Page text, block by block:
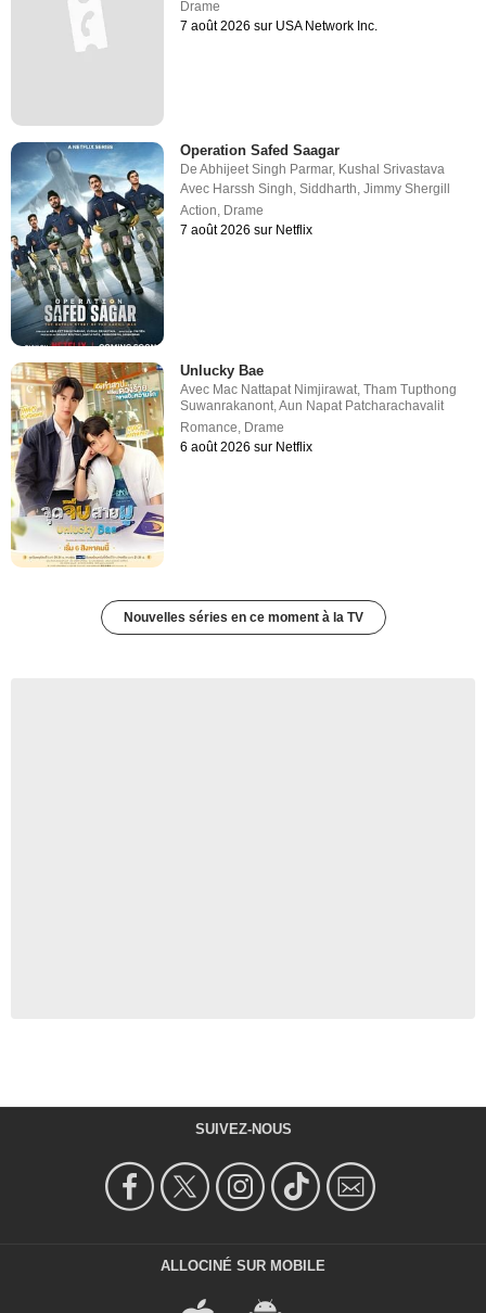
Drame
7 août 2026 sur USA Network Inc.
Operation Safed Saagar
DeAbhijeet Singh Parmar, Kushal Srivastava
Avec Harssh Singh,Siddharth,Jimmy Shergill
Action, Drame
7 août 2026 sur Netflix
Unlucky Bae
Avec Mac Nattapat Nimjirawat,Tham Tupthong
Suwanrakanont,Aun Napat Patcharachavalit
Romance, Drame
6 août 2026 sur Netflix
Nouvelles séries en ce moment à la TV
SUIVEZ-NOUS
ALLOCINÉ SUR MOBILE